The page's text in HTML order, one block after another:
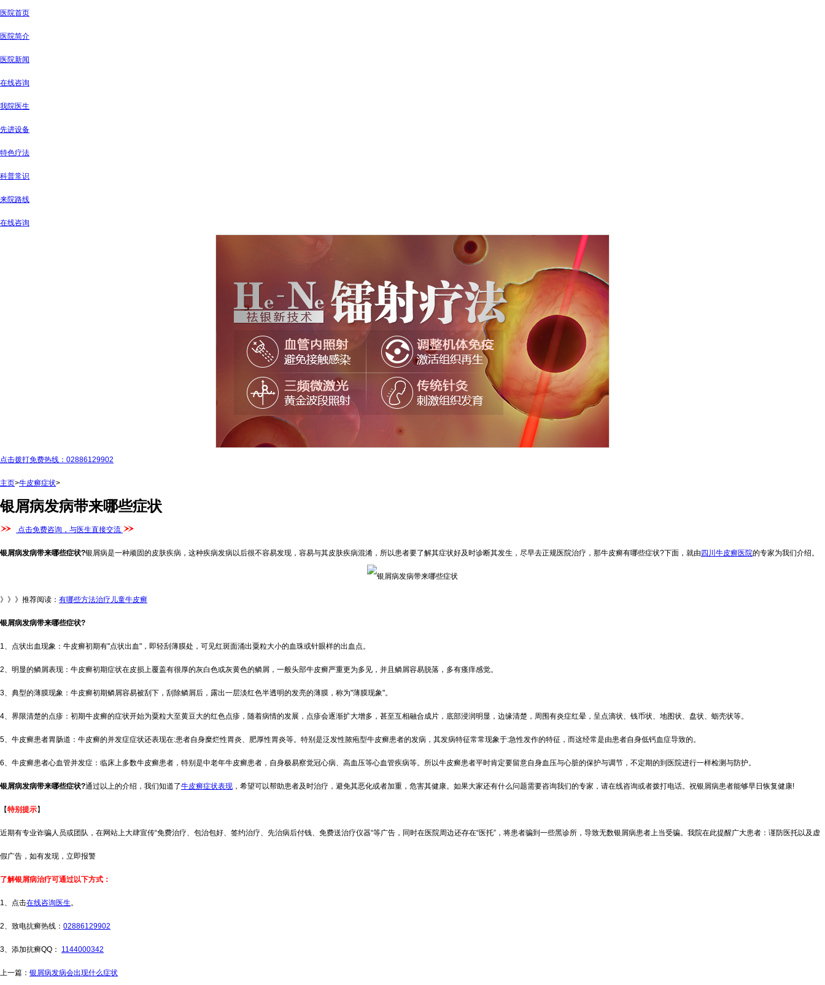
医院首页
医院简介
医院新闻
在线咨询
我院医生
先进设备
特色疗法
科普常识
来院路线
在线咨询
点击拨打免费热线：02886129902
主页>牛皮癣症状>
银屑病发病带来哪些症状
点击免费咨询，与医生直接交流
银屑病发病带来哪些症状?银屑病是一种顽固的皮肤疾病，这种疾病发病以后很不容易发现，容易与其皮肤疾病混淆，所以患者要了解其症状好及时诊断其发生，尽早去正规医院治疗，那牛皮癣有哪些症状?下面，就由 四川牛皮癣医院的专家为我们介绍。
》》》推荐阅读： 有哪些方法治疗儿童牛皮癣
银屑病发病带来哪些症状?
1、点状出血现象：牛皮癣初期有"点状出血"，即轻刮薄膜处，可见红斑面涌出粟粒大小的血珠或针眼样的出血点。
2、明显的鳞屑表现：牛皮癣初期症状在皮损上覆盖有很厚的灰白色或灰黄色的鳞屑，一般头部牛皮癣严重更为多见，并且鳞屑容易脱落，多有瘙痒感觉。
3、典型的薄膜现象：牛皮癣初期鳞屑容易被刮下，刮除鳞屑后，露出一层淡红色半透明的发亮的薄膜，称为"薄膜现象"。
4、界限清楚的点疹：初期牛皮癣的症状开始为粟粒大至黄豆大的红色点疹，随着病情的发展，点疹会逐渐扩大增多，甚至互相融合成片，底部浸润明显，边缘清楚，周围有炎症红晕，呈点滴状、钱币状、地图状、盘状、蛎壳状等。
5、牛皮癣患者胃肠道：牛皮癣的并发症症状还表现在:患者自身糜烂性胃炎、肥厚性胃炎等。特别是泛发性脓疱型牛皮癣患者的发病，其发病特征常常现象于:急性发作的特征，而这经常是由患者自身低钙血症导致的。
6、牛皮癣患者心血管并发症：临床上多数牛皮癣患者，特别是中老年牛皮癣患者，自身极易察觉冠心病、高血压等心血管疾病等。所以牛皮癣患者平时肯定要留意自身血压与心脏的保护与调节，不定期的到医院进行一样检测与防护。
银屑病发病带来哪些症状?通过以上的介绍，我们知道了牛皮癣症状表现 ，希望可以帮助患者及时治疗，避免其恶化或者加重，危害其健康。如果大家还有什么问题需要咨询我们的专家，请在线咨询或者拨打电话。祝银屑病患者能够早日恢复健康!
【特别提示】
近期有专业诈骗人员或团队，在网站上大肆宣传“免费治疗、包治包好、签约治疗、先治病后付钱、免费送治疗仪器“等广告，同时在医院周边还存在“医托”，将患者骗到一些黑诊所，导致无数银屑病患者上当受骗。我院在此提醒广大患者：谨防医托以及虚
假广告，如有发现，立即报警
了解银屑病治疗可通过以下方式：
1、点击在线咨询医生。
2、致电抗癣热线： 02886129902
3、添加抗癣QQ： 1144000342
上一篇： 银屑病发病会出现什么症状